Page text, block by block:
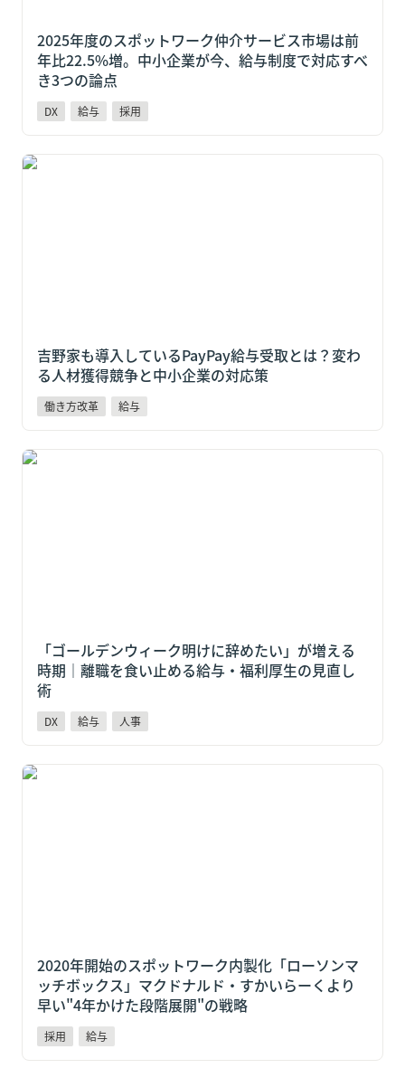
2025年度のスポットワーク仲介サービス市場は前
年比22.5%増。中小企業が今、給与制度で対応すべ
き3つの論点
DX 給与 採用
吉野家も導入しているPayPay給与受取とは？変わる人
吉野家も導入しているPayPay給与受取とは？変わ
る人材獲得競争と中小企業の対応策
働き方改革 給与
「ゴールデンウィーク明けに辞めたい」が増える時期
「ゴールデンウィーク明けに辞めたい」が増える
時期｜離職を食い止める給与・福利厚生の見直し
術
DX 給与 人事
2020年開始のスポットワーク内製化「ローソンマッチ
2020年開始のスポットワーク内製化「ローソンマ
ッチボックス」マクドナルド・すかいらーくより
早い"4年かけた段階展開"の戦略
採用 給与